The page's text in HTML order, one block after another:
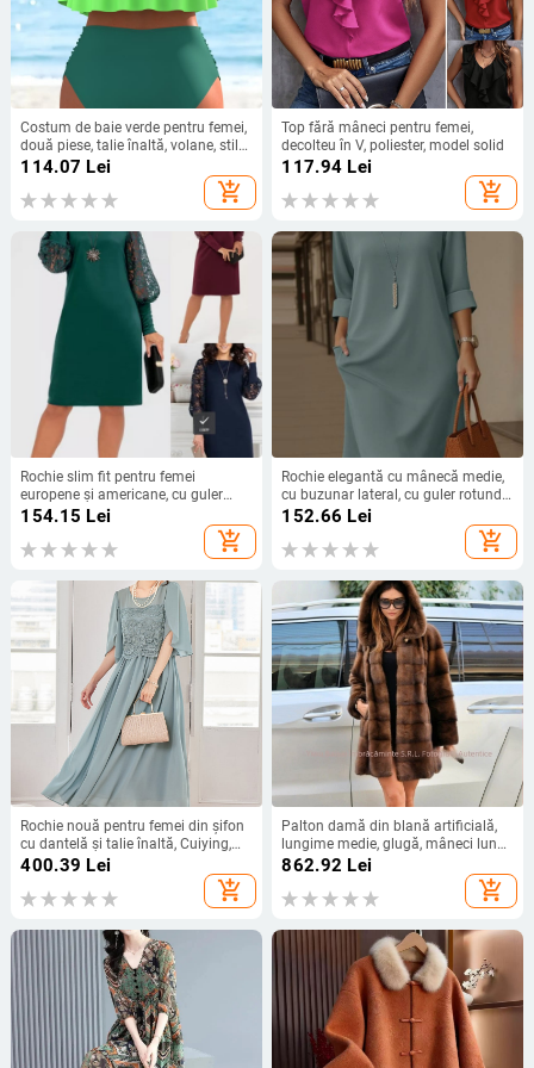
Costum de baie verde pentru femei,
două piese, talie înaltă, volane, stil
European-American
114.07 Lei
add_shopping_cart
Top fără mâneci pentru femei,
decolteu în V, poliester, model solid
117.94 Lei
add_shopping_cart
Rochie slim fit pentru femei
europene și americane, cu guler
înalt, mânecă lungă, cu mânecă
transfrontalieră
154.15 Lei
add_shopping_cart
Rochie elegantă cu mânecă medie,
cu buzunar lateral, cu guler rotund,
versatilă, de culoare solidă, din
152.66 Lei
add_shopping_cart
Rochie nouă pentru femei din șifon
cu dantelă și talie înaltă, Cuiying,
Cuiying, rochie lungă elegantă cu
400.39 Lei
add_shopping_cart
Palton damă din blană artificială,
lungime medie, glugă, mâneci lungi,
stil elegant
862.92 Lei
add_shopping_cart